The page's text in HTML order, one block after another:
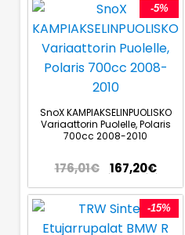
-5%
SnoX KAMPIAKSELINPUOLISKO
Variaattorin Puolelle, Polaris
700cc 2008-2010
176,01€ 167,20€
-15%